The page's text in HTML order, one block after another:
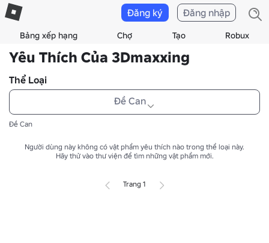
Bảng xếp hạng Chợ Tạo Robux
Đăng ký Đăng nhập
Yêu Thích Của 3Dmaxxing
Thể Loại
Đề Can
Đề Can
Người dùng này không có vật phẩm yêu thích nào trong thể loại này.
Hãy thử vào thư viện để tìm những vật phẩm mới.
Trang 1